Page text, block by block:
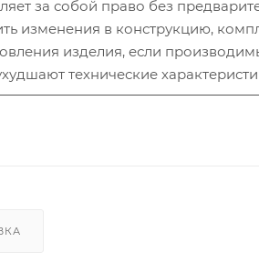
за собой право без
изменения в конструкцию,
изделия, если
технические